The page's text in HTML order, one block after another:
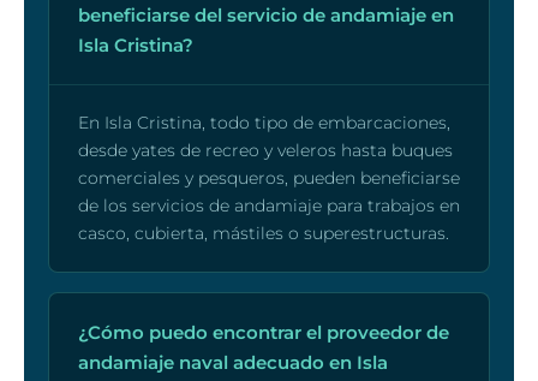
beneficiarse del servicio de andamiaje en
Isla Cristina?
En Isla Cristina, todo tipo de embarcaciones,
desde yates de recreo y veleros hasta buques
comerciales y pesqueros, pueden beneficiarse
de los servicios de andamiaje para trabajos en
casco, cubierta, mástiles o superestructuras.
¿Cómo puedo encontrar el proveedor de
andamiaje naval adecuado en Isla